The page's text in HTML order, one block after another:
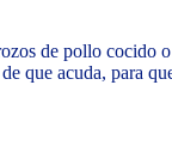
de pollo cocido
de que acuda, para